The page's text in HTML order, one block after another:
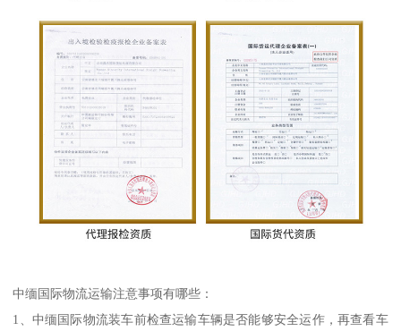
中缅国际物流运输注意事项有哪些：
1、中缅国际物流装车前检查运输车辆是否能够安全运作，再查看车